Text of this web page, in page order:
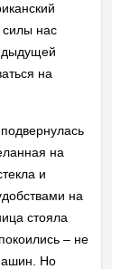
силы нас
на
на
и
на
стояла
– не
Но